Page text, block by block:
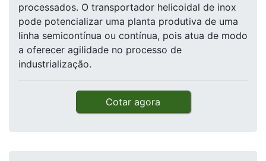
processados. O transportador helicoidal de inox
pode potencializar uma planta produtiva de uma
linha semicontínua ou contínua, pois atua de modo
a oferecer agilidade no processo de
industrialização.
Cotar agora